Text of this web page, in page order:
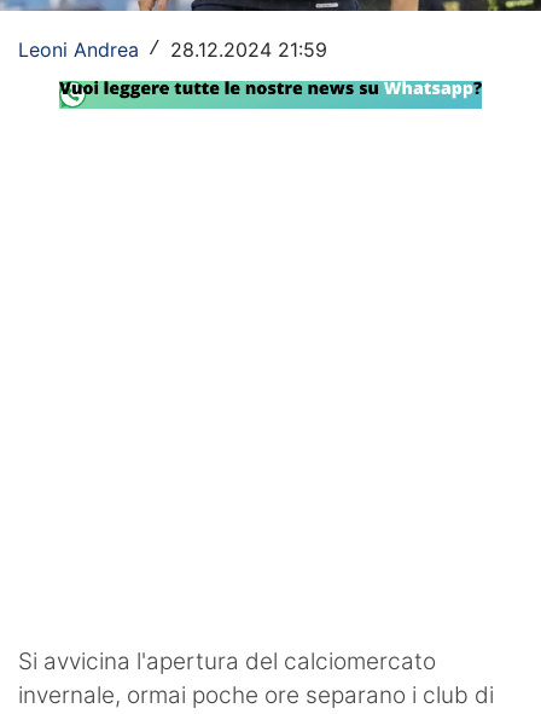
Tennis
Leoni Andrea / 28.12.2024 21:59
Si avvicina l'apertura del calciomercato
invernale, ormai poche ore separano i club di